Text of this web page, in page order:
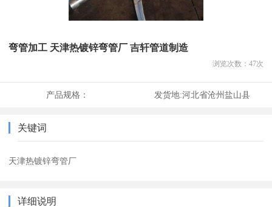
弯管加工 天津热镀锌弯管厂 吉轩管道制造
浏览次数： 47次
产品规格： 发货地:河北省沧州盐山县
关键词
天津热镀锌弯管厂
详细说明